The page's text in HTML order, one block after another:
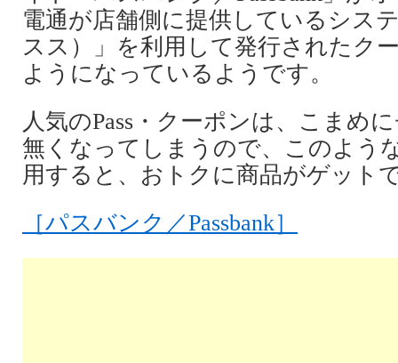
電通が店舗側に提供しているシス
スス）」を利用して発行されたク
ようになっているようです。
人気のPass・クーポンは、こまめ
無くなってしまうので、このよう
用すると、おトクに商品がゲット
［パスバンク／Passbank］